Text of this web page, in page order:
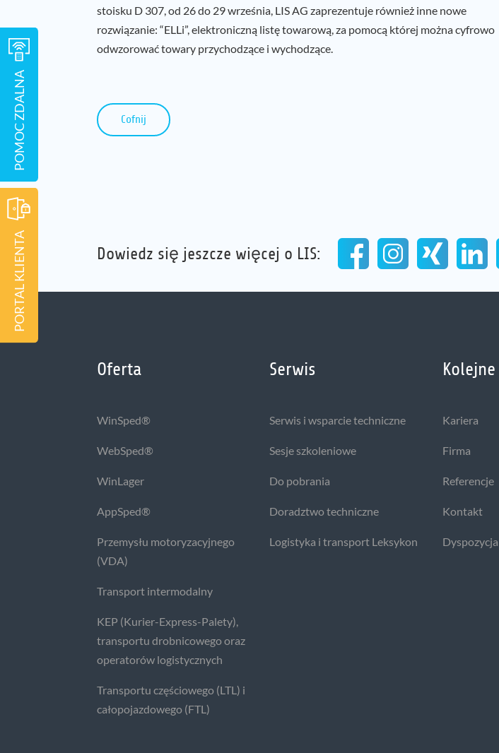
stoisku D 307, od 26 do 29 września, LIS AG zaprezentuje również inne nowe
rozwiązanie: “ELLi”, elektroniczną listę towarową, za pomocą której można cyfrowo
odwzorować towary przychodzące i wychodzące.
Cofnij
Dowiedz się jeszcze więcej o LIS:
Oferta
WinSped®
WebSped®
WinLager
AppSped®
Przemysłu motoryzacyjnego
(VDA)
Transport intermodalny
KEP (Kurier-Express-Palety),
transportu drobnicowego oraz
operatorów logistycznych
Transportu częściowego (LTL) i
całopojazdowego (FTL)
Serwis
Serwis i wsparcie techniczne
Sesje szkoleniowe
Do pobrania
Doradztwo techniczne
Logistyka i transport Leksykon
Kariera
Firma
Referencje
Kontakt
Dyspozycja
PORTAL KLIENTA
POMOC ZDALNA